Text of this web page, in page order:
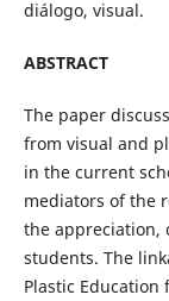
diálogo, visual.
ABSTRACT
The paper
from visual and
in the current
mediators of the
the appreciation,
students. The
Plastic